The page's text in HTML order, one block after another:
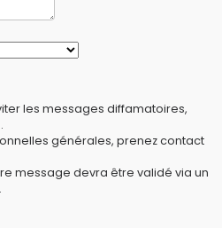
les messages diffamatoires,
générales, prenez contact
message devra être validé via un